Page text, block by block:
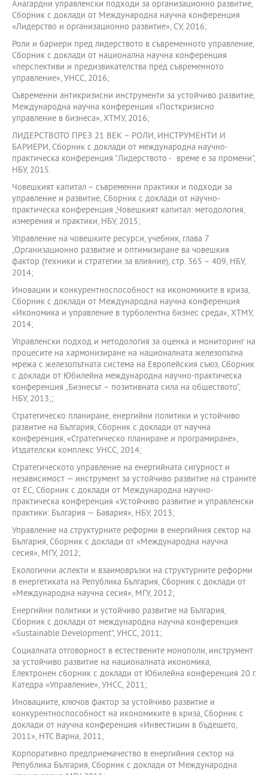
Анагардни управленски подходи за организационно развитие,
Сборник с доклади от Международна научна конференция
«Лидерство и организационно развитие», СУ, 2016;
Роли и бариери пред лидерството в съвременното управление,
Сборник с доклади от национална научна конференция
«перспективи и предизвикателства пред съвременното
управление», УНСС, 2016;
Съвременни антикризисни инструменти за устойчиво развитие,
Международна научна конференция «Посткризисно
управление в бизнеса», ХТМУ, 2016;
ЛИДЕРСТВОТО ПРЕЗ 21 ВЕК – РОЛИ, ИНСТРУМЕНТИ И
БАРИЕРИ, Сборник с доклади от международна научно-
практическа конференция "Лидерството - време е за промени",
НБУ, 2015.
Човешкият капитал – съвременни практики и подходи за
управление и развитие, Сборник с доклади от научно-
практическа конференция „Човешкият капитал: методология,
измерения и практики, НБУ, 2015;
Управление на човешките ресурси, учебник, глава 7
„Организационно развитие и оптимизиране ва човешкия
фактор (техники и стратегии за влияние), стр. 365 – 409, НБУ,
2014;
Иновации и конкурентноспособност на икономиките в криза,
Сборник с доклади от Международна научна конференция
«Икономика и управление в турболентна бизнес среда», ХТМУ,
2014;
Управленски подход и методология за оценка и мониторинг на
процесите на хармонизиране на националната железопътна
мрежа с железопътната система на Европейския съюз, Сборник
с доклади от Юбилейна международна научно-практическа
конференция „Бизнесът – позитивната сила на обществото“,
НБУ, 2013;;
Стратегическо планиране, енергийни политики и устойчиво
развитие на България, Сборник с доклади от научна
конференция, «Стратегическо планиране и програмиране»,
Издателски комплекс УНСС, 2014;
Стратегическото управление на енергийната сигурност и
независимост — инструмент за устойчиво развитие на страните
от ЕС, Сборник с доклади от Международна научно-
практическа конференция «Устойчиво развитие и управленски
практики: България — Бавария», НБУ, 2013;
Управление на структурните реформи в енергийния сектор на
България, Сборник с доклади от «Международна научна
сесия», МГУ, 2012;
Екологични аспекти и взаимовръзки на структурните реформи
в енергетиката на Република България, Сборник с доклади от
«Международна научна сесия», МГУ, 2012;
Енергийни политики и устойчиво развитие на България,
Сборник с доклади от международна научна конференция
«Sustainable Development”, УНСС, 2011;
Социалната отговорност в естествените монополи, инструмент
за устойчиво развитие на националната икономика,
Електронен сборник с доклади от Юбилейна конференция 20 г.
Катедра «Управление», УНСС, 2011;
Иновациите, ключов фактор за устойчиво развитие и
конкурентноспособност на икономиките в криза, Сборник с
доклади от научна конференция «Инвестиции в бъдещето,
2011», НТС Варна, 2011;
Корпоративно предприемачество в енергийния сектор на
Република България, Сборник с доклади от Международна